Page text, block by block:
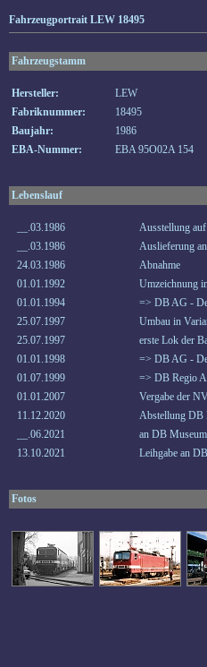
Fahrzeugportrait LEW 18495
Fahrzeugstamm
Hersteller: LEW
Fabriknummer:
18495
Baujahr:
1986
EBA-Nummer:
EBA 95O02A 154
Lebenslauf
__.03.1986
Ausstellung
__.03.1986
Auslieferung
24.03.1986
Abnahme
01.01.1992
Umzeichnung
01.01.1994
=> DB AG -
25.07.1997
Umbau in
25.07.1997
erste Lok der
01.01.1998
=> DB AG -
01.07.1999
=> DB Regio
01.01.2007
Vergabe der
11.12.2020
Abstellung DB
__.06.2021
an DB
13.10.2021
Leihgabe an
Fotos